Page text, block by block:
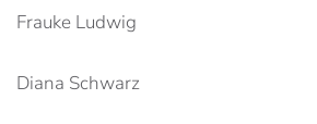
Frauke Ludwig
Diana Schwarz